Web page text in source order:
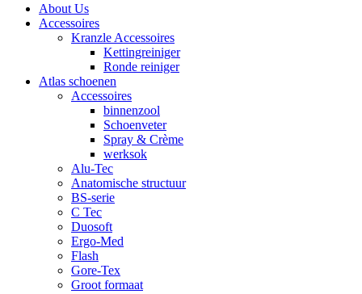
About Us
Accessoires
Kranzle Accessoires
Kettingreiniger
Ronde reiniger
Atlas schoenen
Accessoires
binnenzool
Schoenveter
Spray & Crème
werksok
Alu-Tec
Anatomische structuur
BS-serie
C Tec
Duosoft
Ergo-Med
Flash
Gore-Tex
Groot formaat